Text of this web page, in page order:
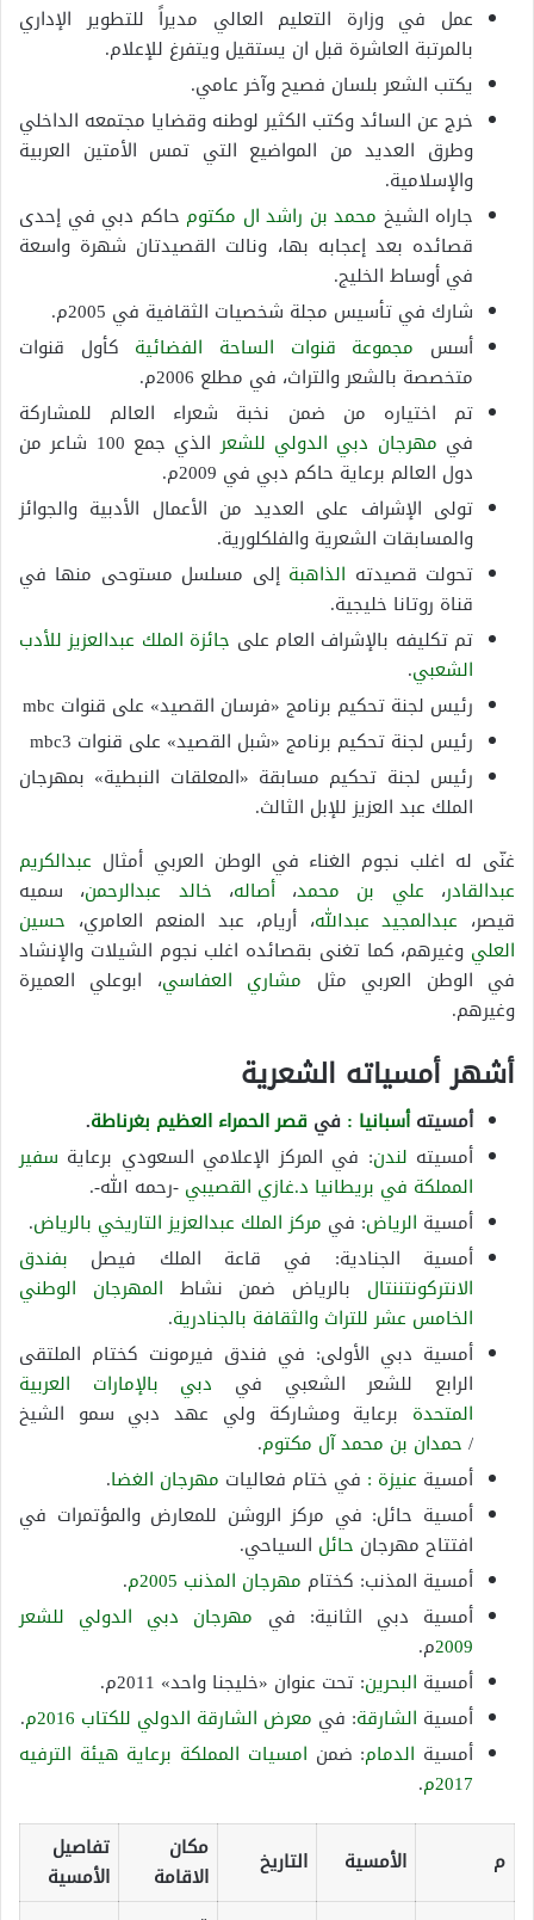
عمل في وزارة التعليم العالي مديراً للتطوير الإداري
بالمرتبة العاشرة قبل ان يستقيل ويتفرغ للإعلام.
يكتب الشعر بلسان فصيح وآخر عامي.
خرج عن السائد وكتب الكثير لوطنه وقضايا مجتمعه الداخلي
وطرق العديد من المواضيع التي تمس الأمتين العربية
والإسلامية.
جاراه الشيخ محمد بن راشد ال مكتوم حاكم دبي في إحدى
قصائده بعد إعجابه بها، ونالت القصيدتان شهرة واسعة
في أوساط الخليج.
شارك في تأسيس مجلة شخصيات الثقافية في 2005م.
أسس مجموعة قنوات الساحة الفضائية كأول قنوات
متخصصة بالشعر والتراث، في مطلع 2006م.
تم اختياره من ضمن نخبة شعراء العالم للمشاركة
في مهرجان دبي الدولي للشعر
الذي جمع 100 شاعر من
دول العالم برعاية حاكم دبي في 2009م.
تولى الإشراف على العديد من الأعمال الأدبية والجوائز
والمسابقات الشعرية والفلكلورية.
تحولت قصيدته الذاهبة إلى مسلسل مستوحى منها في
قناة روتانا خليجية.
تم تكليفه بالإشراف العام على جائزة الملك عبدالعزيز للأدب
الشعبي.
رئيس لجنة تحكيم برنامج «فرسان القصيد» على قنوات mbc
رئيس لجنة تحكيم برنامج «شبل القصيد» على قنوات mbc3
رئيس لجنة تحكيم مسابقة «المعلقات النبطية» بمهرجان
الملك عبد العزيز للإبل الثالث.
غنّى له اغلب نجوم الغناء في الوطن العربي أمثال عبدالكريم
عبدالقادر، علي بن محمد،أصاله، خالد عبدالرحمن، سميه
قيصر، عبدالمجيد عبدالله، أريام، عبد المنعم العامري، حسين
العلي وغيرهم، كما تغنى بقصائده اغلب نجوم الشيلات والإنشاد
في الوطن العربي مثل مشاري العفاسي، ابوعلي العميرة
وغيرهم.
أشهر أمسياته الشعرية
أمسيتهأسبانيا : في قصر الحمراء العظيم بغرناطة.
أمسيته لندن: في المركز الإعلامي السعودي برعاية سفير
المملكة في بريطانيا د.غازي القصيبي -رحمه الله-.
أمسية الرياض: في مركز الملك عبدالعزيز التاريخي بالرياض.
أمسية الجنادية: في قاعة الملك فيصل بفندق
الانتركونتننتال بالرياض ضمن نشاط المهرجان الوطني
الخامس عشر للتراث والثقافة بالجنادرية.
أمسية دبي الأولى: في فندق فيرمونت كختام الملتقى
الرابع للشعر الشعبي في دبي
بالإمارات العربية
المتحدة برعاية ومشاركة ولي عهد دبي سمو الشيخ
/ حمدان بن محمد آل مكتوم.
أمسية عنيزة : في ختام فعاليات مهرجان الغضا.
أمسية حائل: في مركز الروشن للمعارض والمؤتمرات في
افتتاح مهرجان حائل السياحي.
أمسية المذنب: كختام مهرجان المذنب 2005م
.
أمسية دبي الثانية: في مهرجان دبي الدولي للشعر
2009م.
أمسية البحرين: تحت عنوان «خليجنا واحد» 2011م.
أمسية الشارقة: في معرض الشارقة الدولي للكتاب 2016م
.
أمسية الدمام: ضمن امسيات المملكة برعاية هيئة الترفيه
2017م .
م الأمسية التاريخ
مكان
الاقامة
تفاصيل
الأمسية